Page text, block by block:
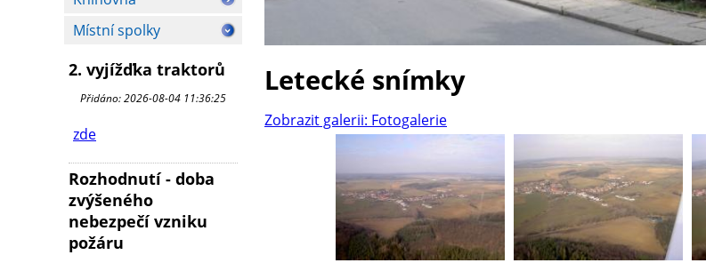
Místní spolky
2. vyjížďka traktorů
Přidáno: 2026-08-04 11:36:25
zde
Rozhodnutí - doba
zvýšeného
nebezpečí vzniku
požáru
Letecké snímky
Zobrazit galerii: Fotogalerie